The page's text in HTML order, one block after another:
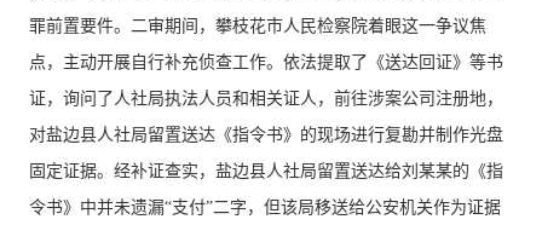
罪前置要件。二审期间，攀枝花市人民检察院着眼这一争议焦
点，主动开展自行补充侦查工作。依法提取了《送达回证》等书
证，询问了人社局执法人员和相关证人，前往涉案公司注册地，
对盐边县人社局留置送达《指令书》的现场进行复勘并制作光盘
固定证据。经补证查实，盐边县人社局留置送达给刘某某的《指
令书》中并未遗漏“支付”二字，但该局移送给公安机关作为证据